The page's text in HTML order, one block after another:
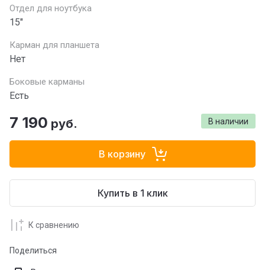
Отдел для ноутбука
15"
Карман для планшета
Нет
Боковые карманы
Есть
В наличии
7 190 руб.
В корзину
Купить в 1 клик
К сравнению
Поделиться